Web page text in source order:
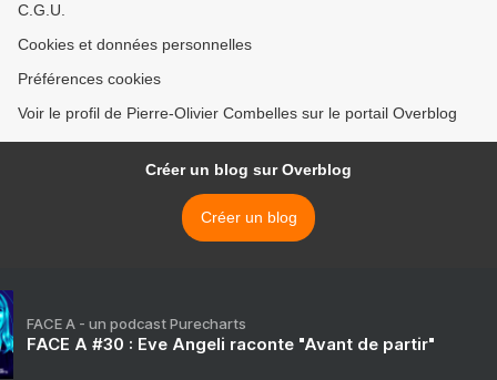
C.G.U.
Cookies et données personnelles
Préférences cookies
Voir le profil de Pierre-Olivier Combelles sur le portail Overblog
Créer un blog sur Overblog
Créer un blog
FACE A - un podcast Purecharts
FACE A #30 : Eve Angeli raconte "Avant de partir"